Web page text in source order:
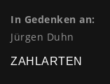
In Gedenken an:
Jürgen Duhn
ZAHLARTEN